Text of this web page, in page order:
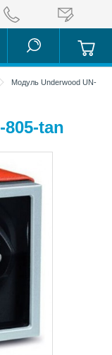
Модуль Underwood UN-
tan